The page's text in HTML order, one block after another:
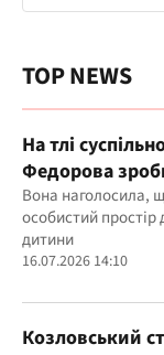
TOP NEWS
На тлі
Федорова
Вона наголосила,
особистий простір
дитини
16.07.2026 14:10
Козловський